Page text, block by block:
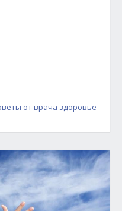
от врача здоровье